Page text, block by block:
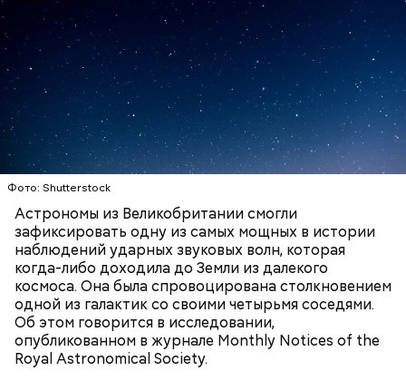
Фото: Shutterstock
Астрономы из Великобритании смогли
зафиксировать одну из самых мощных в истории
наблюдений ударных звуковых волн, которая
когда-либо доходила до Земли из далекого
космоса. Она была спровоцирована столкновением
одной из галактик со своими четырьмя соседями.
Об этом говорится в исследовании,
опубликованном в журнале Monthly Notices of the
Royal Astronomical Society.
Акулы — опасные хищные рыбы, которые в
последние годы очень активно нападают на
туристов в курортных зонах. «Вечерняя Москва»
решила вспомнить
Бабич полагает, что зону отчуждения и ее
окрестности нужно развивать:
Кирова стоит, где более полутора тысяч быков.